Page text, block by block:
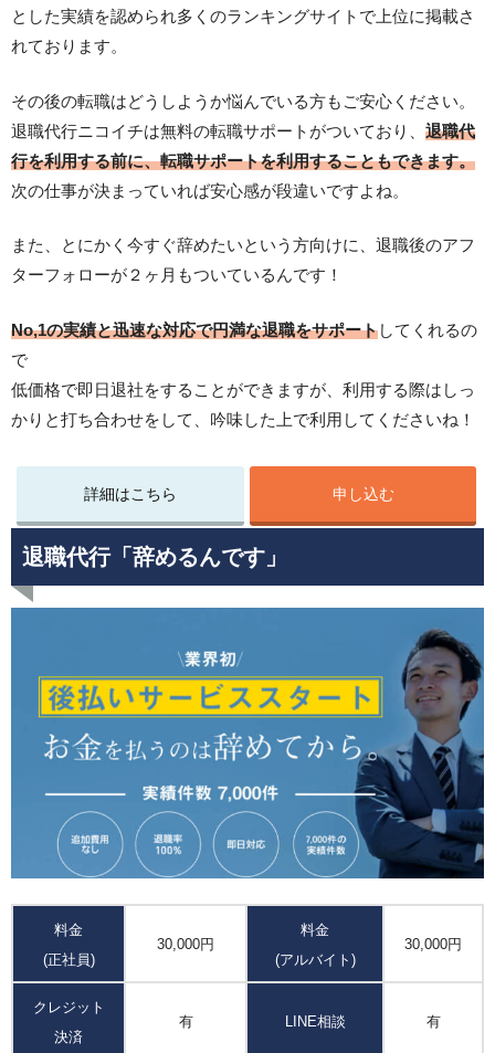
とした実績を認められ多くのランキングサイトで上位に掲載さ
れております。
その後の転職はどうしようか悩んでいる方もご安心ください。
退職代行ニコイチは無料の転職サポートがついており、 退職代
行を利用する前に、転職サポートを利用することもできます。
次の仕事が決まっていれば安心感が段違いですよね。
また、とにかく今すぐ辞めたいという方向けに、退職後のアフ
ターフォローが２ヶ月もついているんです！
No,1の実績と迅速な対応で円満な退職をサポートしてくれるの
で
低価格で即日退社をすることができますが、利用する際はしっ
かりと打ち合わせをして、吟味した上で利用してくださいね！
詳細はこちら 申し込む
退職代行「辞めるんです」
料金
(正社員)
30,000円
料金
(アルバイト)
30,000円
クレジット
決済
有 LINE相談 有